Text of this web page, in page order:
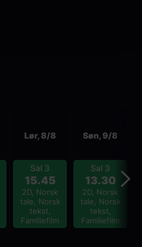
Lør, 8/8
Sal 3
15.45
2D, Norsk
tale, Norsk
tekst,
Familiefilm
Søn, 9/8
Sal 3
13.30
2D, Norsk
tale, Norsk
tekst,
Familiefilm